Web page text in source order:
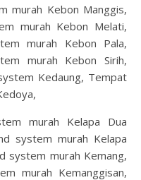
murah Kebon Manggis,
murah Kebon Melati,
murah Kebon Pala,
murah Kebon Sirih,
Kedaung, Tempat
murah Kelapa Dua
system murah Kelapa
system murah Kemang,
murah Kemanggisan,